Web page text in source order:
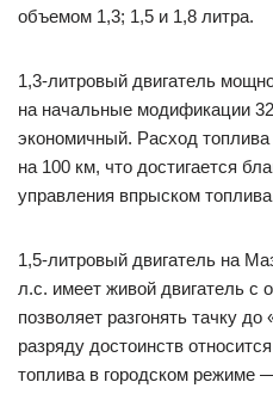
объемом 1,3; 1,5 и 1,8 литра.
1,3-литровый двигатель
на начальные модификации
экономичный. Расход
на 100 км, что достигается
управления впрыском
1,5-литровый двигатель на
л.с. имеет живой двигатель с
позволяет разгонять тачку до
разряду достоинств
топлива в городском режиме